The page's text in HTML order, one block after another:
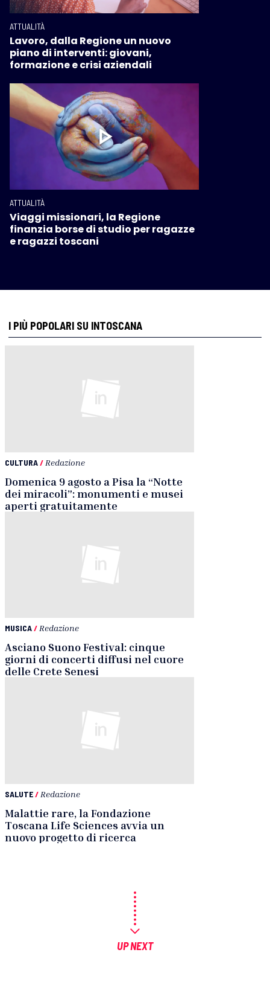
ATTUALITÀ
Lavoro, dalla Regione un nuovo
piano di interventi: giovani,
formazione e crisi aziendali
ATTUALITÀ
Viaggi missionari, la Regione
finanzia borse di studio per ragazze
e ragazzi toscani
I PIÙ POPOLARI SU INTOSCANA
CULTURA/ Redazione
Domenica 9 agosto a Pisa la “Notte
dei miracoli”: monumenti e musei
aperti gratuitamente
MUSICA/ Redazione
Asciano Suono Festival: cinque
giorni di concerti diffusi nel cuore
delle Crete Senesi
SALUTE/ Redazione
Malattie rare, la Fondazione
Toscana Life Sciences avvia un
nuovo progetto di ricerca
UP NEXT